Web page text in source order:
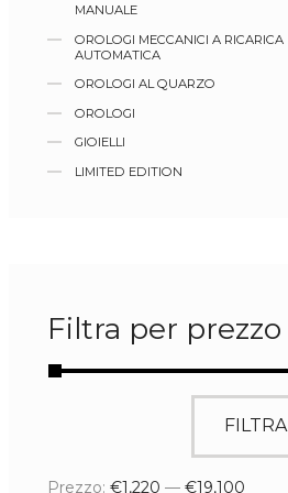
MANUALE
OROLOGI MECCANICI A RICARICA
AUTOMATICA
OROLOGI AL QUARZO
OROLOGI
GIOIELLI
LIMITED EDITION
Filtra per prezzo
FILTRA
Prezzo: €1,220 — €19,100